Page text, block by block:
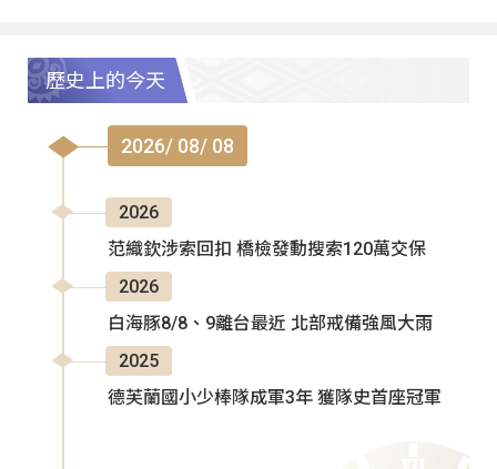
歷史上的今天
2026/ 08/ 08
2026
范織欽涉索回扣 橋檢發動搜索120萬交保
2026
白海豚8/8、9離台最近 北部戒備強風大雨
2025
德芙蘭國小少棒隊成軍3年 獲隊史首座冠軍